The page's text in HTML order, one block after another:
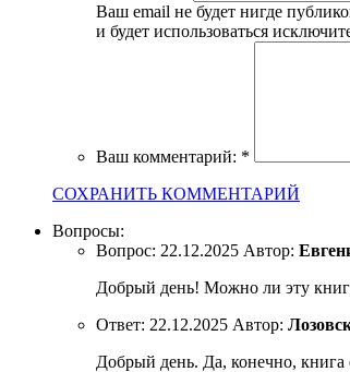
Ваш email не будет нигде
и будет использоваться
Ваш комментарий: *
СОХРАНИТЬ КОММЕНТАРИЙ
Вопросы:
Вопрос: 22.12.2025 Автор:
Добрый день! Можно ли эту
Ответ: 22.12.2025 Автор:
Добрый день. Да, конечно, книга